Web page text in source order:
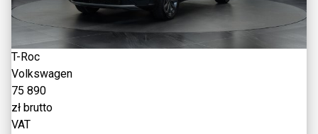
T-Roc
Volkswagen
75 890
zł brutto
VAT